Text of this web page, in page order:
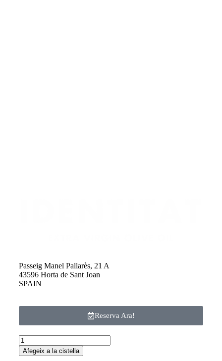
Passeig Manel Pallarès, 21 A
43596 Horta de Sant Joan
SPAIN
Reserva Ara!
Afegeix a la cistella